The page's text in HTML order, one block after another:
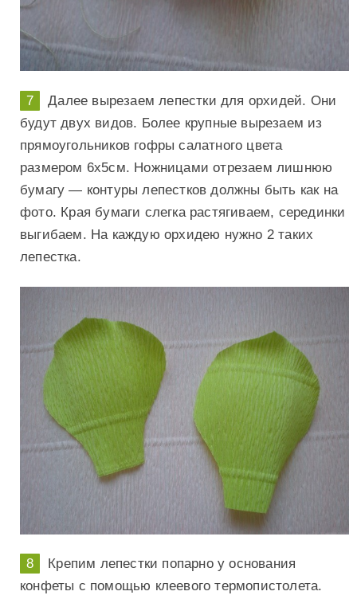
Далее вырезаем лепестки для орхидей. Они
будут двух видов. Более крупные вырезаем из
прямоугольников гофры салатного цвета
размером 6х5см. Ножницами отрезаем лишнюю
бумагу — контуры лепестков должны быть как на
фото. Края бумаги слегка растягиваем, серединки
выгибаем. На каждую орхидею нужно 2 таких
лепестка.
Крепим лепестки попарно у основания
конфеты с помощью клеевого термопистолета.